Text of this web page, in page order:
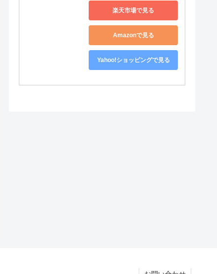
楽天市場で見る
Amazonで見る
Yahoo!ショッピングで見る